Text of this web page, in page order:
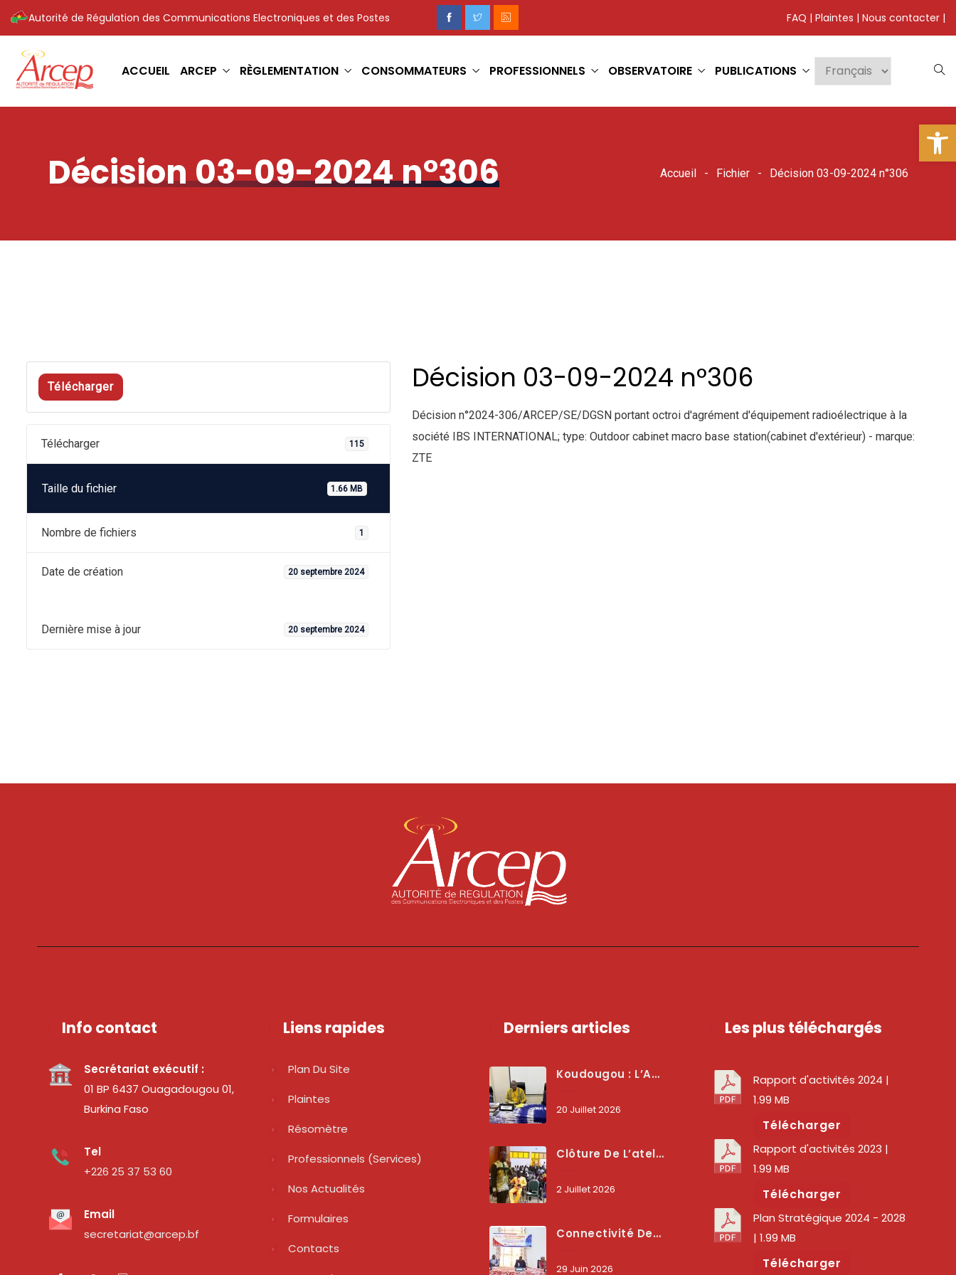
Autorité de Régulation des Communications Electroniques et des Postes FAQ | Plaintes | Nous contacter |
ACCUEIL ARCEP RÈGLEMENTATION CONSOMMATEURS PROFESSIONNELS OBSERVATOIRE PUBLICATIONS
Décision 03-09-2024 n°306 Accueil Fichier Décision 03-09-2024 n°306
Télécharger
Télécharger 115
Taille du fichier 1.66 MB
Nombre de fichiers 1
Date de création 20 septembre 2024
Dernière mise à jour 20 septembre 2024
Décision 03-09-2024 n°306
Décision n°2024-306/ARCEP/SE/DGSN portant octroi d'agrément d'équipement radioélectrique à la
société IBS INTERNATIONAL; type: Outdoor cabinet macro base station(cabinet d'extérieur) - marque:
ZTE
Info contact
Secrétariat exécutif :
01 BP 6437 Ouagadougou 01,
Burkina Faso
Tel
+226 25 37 53 60
Email
secretariat@arcep.bf
Liens rapides
Plan Du Site
Plaintes
Résomètre
Professionnels (services)
Nos Actualités
Formulaires
Contacts
Derniers articles
Koudougou : L’ARCEP Renforce Le Dialogue Avec Les Associations De Consommateurs Pour Mieux Protéger Les Usagers
20 Juillet 2026
Clôture De L’atelier National : L’ARCEP Et Les Collectivités Territoriales Consolident Leur Partenariat Pour Booster La Qualité Des Services Numériques
2 Juillet 2026
Connectivité Des Territoires : L’ARCEP Et Les Collectivités Territoriales Scellent Un Pacte Stratégique À Bobo-Dioulasso Pour Booster La Qualité Des Réseaux
29 Juin 2026
Les plus téléchargés
Rapport d'activités 2024 |
1.99 MB
Télécharger
Rapport d'activités 2023 |
1.99 MB
Télécharger
Plan Stratégique 2024 - 2028
| 1.99 MB
Télécharger